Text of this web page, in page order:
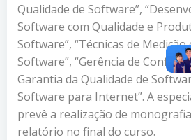
Qualidade de Software”,
Software com Qualidade e
Software”, “Técnicas de
Software”, “Gerência de
Garantia da Qualidade de
Software para Internet”. A
prevê a realização de
relatório no final do curso.